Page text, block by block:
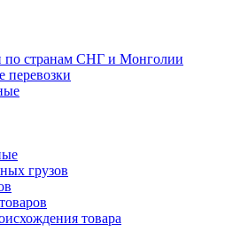
по странам СНГ и Монголии
перевозки
грузов
товара